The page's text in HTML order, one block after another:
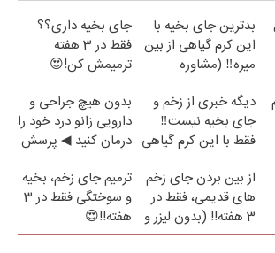
بدترین جای بخیه با
این کرم گیاهی از بین
میره‼️ (مشاوره
جای بخیه داری؟؟
فقط در 3 هفته
ترمیمش کن!😍
دیگه خبری از زخم و
جای بخیه نیست‼️
فقط با این کرم گیاهی
بدون هیچ جراحی و
دارویی زانو درد خود را
درمان کنید ◀ پرسش
از بین بردن جای زخم
های قدیمی، فقط در
3 هفته!! (بدون لیزر و
جراحی)
ترمیم جای زخم، بخیه
و سوختگی فقط در 3
هفته!!😍